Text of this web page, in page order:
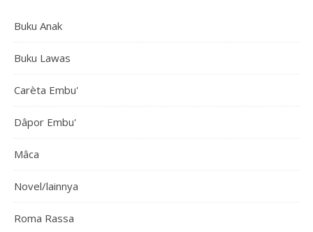
Buku Anak
Buku Lawas
Carèta Embu'
Dâpor Embu'
Mâca
Novel/lainnya
Roma Rassa